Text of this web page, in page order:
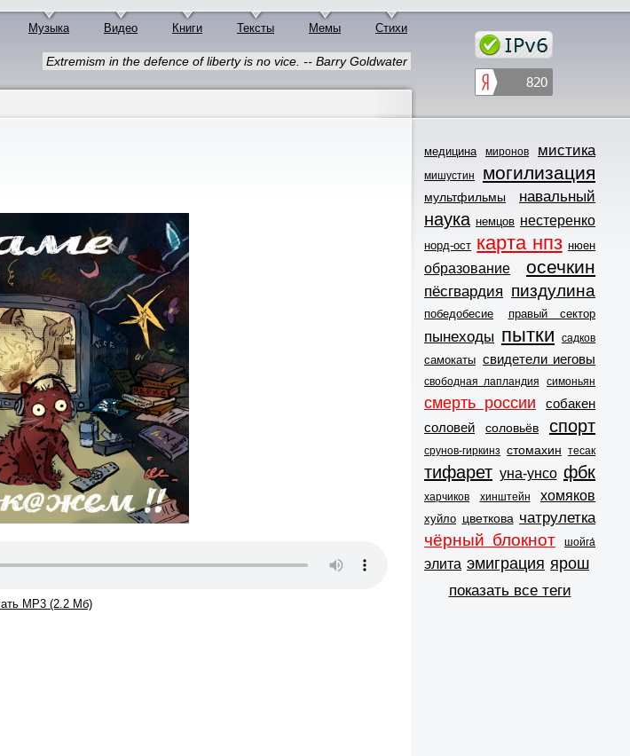
Музыка Видео Книги Тексты Мемы Стихи
Extremism in the defence of liberty is no vice. -- Barry Goldwater
MP3 (2.2 Мб)
медицина миронов мистика
мишустин могилизация
мультфильмы навальный
наука немцов нестеренко
норд-ост карта нпз нюен
образование осечкин
пёсгвардия пиздулина
победобесие правый сектор
пынеходы пытки садков
самокаты свидетели иеговы
свободная лапландия симоньян
смерть россии
собакен
соловей
соловьёв спорт
срунов-гиркинз стомахин тесак
тифарет уна-унсо фбк
харчиков хинштейн хомяков
хуйло цветкова чатрулетка
чёрный блокнот шойга́
элита эмиграция ярош
показать все теги